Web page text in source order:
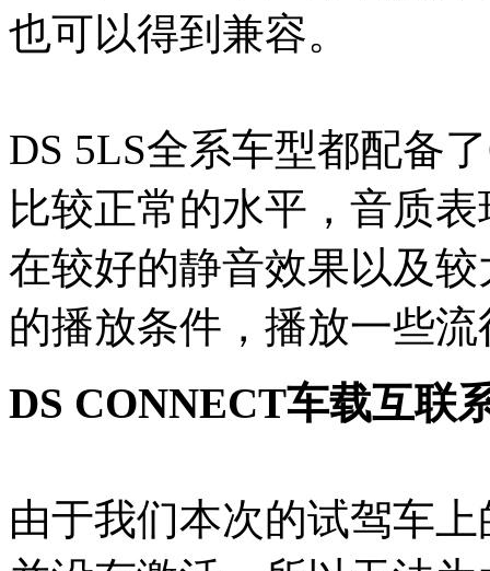
也可以得到兼容。
DS 5LS全系车型都配备
比较正常的水平，音质
在较好的静音效果以及
的播放条件，播放一些
DS CONNECT车载互联
由于我们本次的试驾车